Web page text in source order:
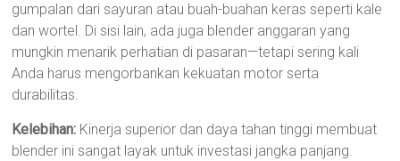
gumpalan dari sayuran atau buah-buahan keras seperti kale
dan wortel. Di sisi lain, ada juga blender anggaran yang
mungkin menarik perhatian di pasaran—tetapi sering kali
Anda harus mengorbankan kekuatan motor serta
durabilitas.
Kelebihan: Kinerja superior dan daya tahan tinggi membuat
blender ini sangat layak untuk investasi jangka panjang.